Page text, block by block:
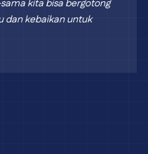
kita bisa bergotong
dan kebaikan untuk